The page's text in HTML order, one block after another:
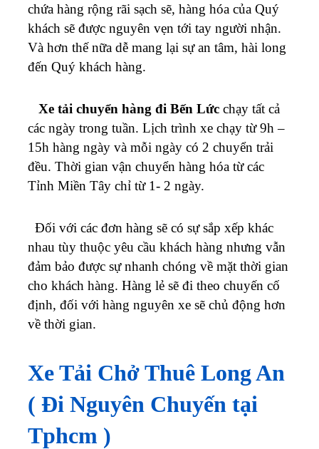
chứa hàng rộng rãi sạch sẽ, hàng hóa của Quý
khách sẽ được nguyên vẹn tới tay người nhận.
Và hơn thế nữa dễ mang lại sự an tâm, hài long
đến Quý khách hàng.
Xe tải chuyển hàng đi Bến Lức chạy tất cả
các ngày trong tuần. Lịch trình xe chạy từ 9h –
15h hàng ngày và mỗi ngày có 2 chuyển trải
đều. Thời gian vận chuyển hàng hóa từ các
Tỉnh Miền Tây chỉ từ 1- 2 ngày.
Đối với các đơn hàng sẽ có sự sắp xếp khác
nhau tùy thuộc yêu cầu khách hàng nhưng vẫn
đảm bảo được sự nhanh chóng về mặt thời gian
cho khách hàng. Hàng lẻ sẽ đi theo chuyến cố
định, đối với hàng nguyên xe sẽ chủ động hơn
về thời gian.
Xe Tải Chở Thuê Long An
( Đi Nguyên Chuyến tại
Tphcm )